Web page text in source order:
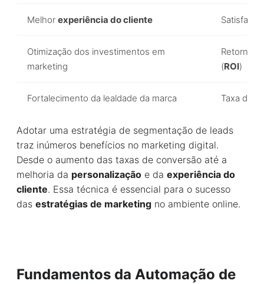
Melhor experiência do cliente
Otimização dos investimentos em
marketing
Retorno
(ROI)
Fortalecimento da lealdade da marca Taxa de
Adotar uma estratégia de segmentação de leads
traz inúmeros benefícios no marketing digital.
Desde o aumento das taxas de conversão até a
melhoria da personalização e da experiência do
cliente. Essa técnica é essencial para o sucesso
das estratégias de marketing no ambiente online.
Fundamentos da Automação de